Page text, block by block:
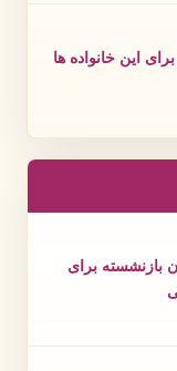
۶,۹۷۰,۰۰۰ تومان برای این خانواده ها
بازنشسته برای